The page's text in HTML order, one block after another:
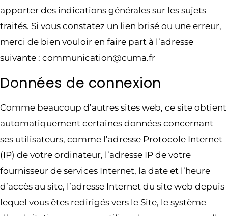
apporter des indications générales sur les sujets
traités. Si vous constatez un lien brisé ou une erreur,
merci de bien vouloir en faire part à l’adresse
suivante : communication@cuma.fr
Données de connexion
Comme beaucoup d’autres sites web, ce site obtient
automatiquement certaines données concernant
ses utilisateurs, comme l’adresse Protocole Internet
(IP) de votre ordinateur, l’adresse IP de votre
fournisseur de services Internet, la date et l’heure
d’accès au site, l’adresse Internet du site web depuis
lequel vous êtes redirigés vers le Site, le système